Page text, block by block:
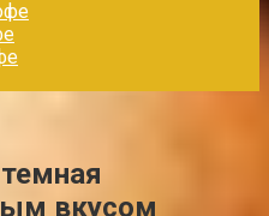
вкусом